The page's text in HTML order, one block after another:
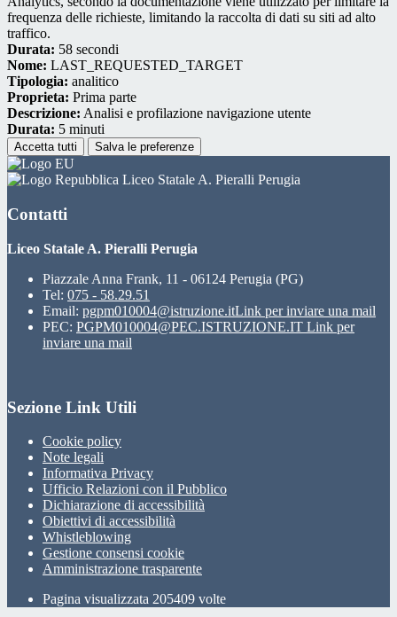
frequenza delle richieste, limitando la raccolta di dati su siti ad alto
traffico.
Durata: 58 secondi
Nome: LAST_REQUESTED_TARGET
Tipologia: analitico
Proprieta: Prima parte
Descrizione: Analisi e profilazione navigazione utente
Durata: 5 minuti
Accetta tutti Salva le preferenze
Liceo Statale A. Pieralli Perugia
Contatti
Liceo Statale A. Pieralli Perugia
Piazzale Anna Frank, 11 - 06124 Perugia (PG)
Tel: 075 - 58.29.51
Email: pgpm010004@istruzione.itLink per inviare una mail
PEC: PGPM010004@PEC.ISTRUZIONE.IT Link per
inviare una mail
Sezione Link Utili
Cookie policy
Note legali
Informativa Privacy
Ufficio Relazioni con il Pubblico
Dichiarazione di accessibilità
Obiettivi di accessibilità
Whistleblowing
Gestione consensi cookie
Amministrazione trasparente
Pagina visualizzata 205409 volte